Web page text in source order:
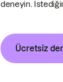
deneyin.
Ücretsiz